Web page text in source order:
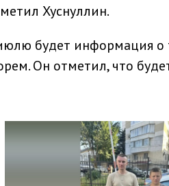
Хуснуллин.
будет информация о
Он отметил, что